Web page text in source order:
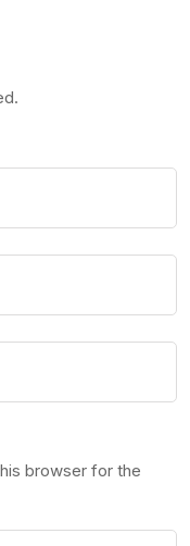
browser for the